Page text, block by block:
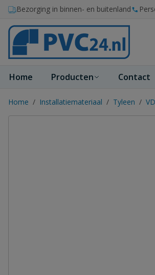
Ga naar de inhoud
Bezorging in binnen- en buitenland
Home Producten Contact
Home / Installatiemateriaal / Tyleen /